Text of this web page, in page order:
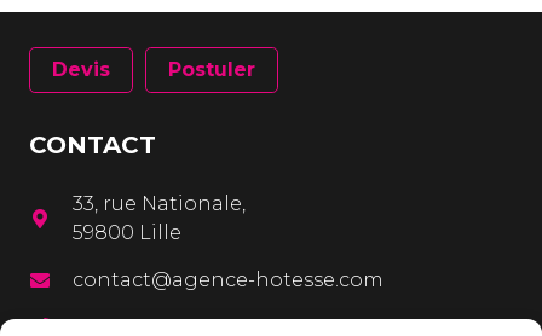
Devis Postuler
CONTACT
33, rue Nationale,
59800 Lille
contact@agence-hotesse.com
03 20 12 72 65